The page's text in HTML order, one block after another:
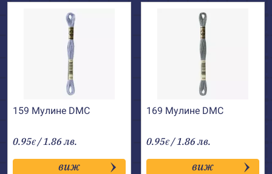
159 Мулине DMC
0.95€ / 1.86 лв.
виж
169 Мулине DMC
0.95€ / 1.86 лв.
виж